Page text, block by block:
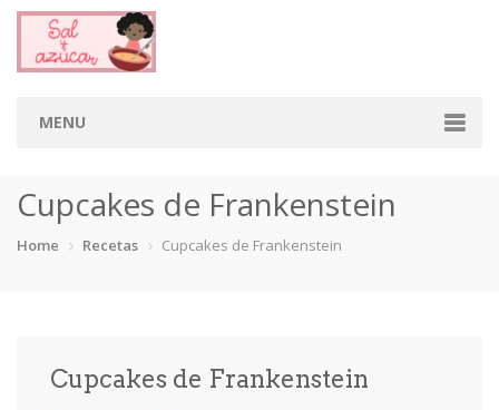
MENU
Categorias
Chiles
Cupcakes de Frankenstein
Home Recetas Cupcakes de Frankenstein
Cupcakes de Frankenstein